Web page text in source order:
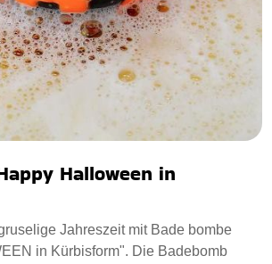
Halloween in
Jahreszeit mit Bade bombe
in Kürbisform". Die Badebomb